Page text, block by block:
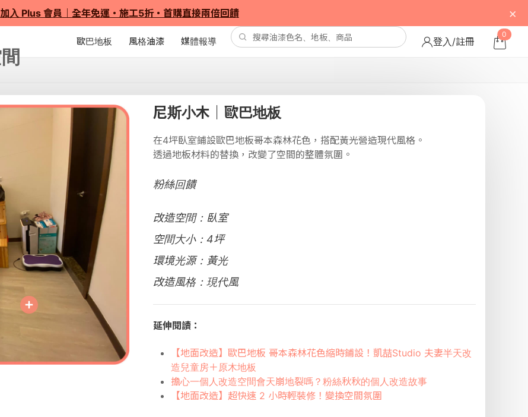
加入 Plus 會員｜全年免運・施工5折・首購直接兩倍回饋 ×
歐巴地板 風格油漆 媒體報導 登入/註冊
0
尼斯小木｜歐巴地板
在4坪臥室鋪設歐巴地板哥本森林花色，搭配黃光營造現代風格。
透過地板材料的替換，改變了空間的整體氛圍。
粉絲回饋
改造空間：臥室
空間大小：4坪
環境光源：黃光
改造風格：現代風
延伸閱讀：
【地面改造】歐巴地板 哥本森林花色縮時鋪設！凱喆Studio 夫妻半天改
造兒童房＋原木地板
擔心一個人改造空間會天崩地裂嗎？粉絲秋秋的個人改造故事
【地面改造】超快速 2 小時輕裝修！變換空間氛圍